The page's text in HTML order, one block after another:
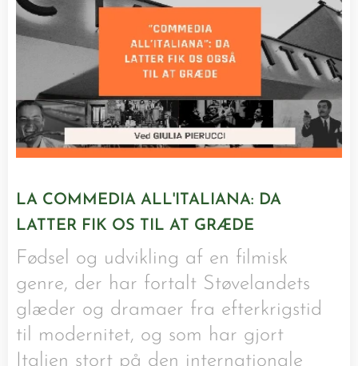
LA COMMEDIA ALL'ITALIANA: DA
LATTER FIK OS TIL AT GRÆDE
Fødsel og udvikling af en filmisk
genre, der har fortalt Støvelandets
glæder og dramaer fra efterkrigstid
til modernitet, og som har gjort
Italien stort på den internationale